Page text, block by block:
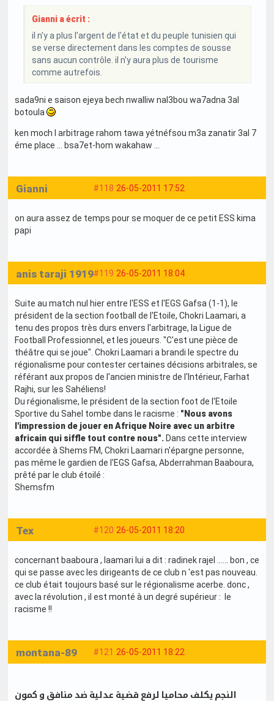
Gianni a écrit :
il n'y a plus l'argent de l'état et du peuple tunisien qui
se verse directement dans les comptes de sousse
sans aucun contrôle. il n'y aura plus de tourisme
comme autrefois.
sada9ni e saison ejeya bech nwalliw nal3bou wa7adna 3al
botoula
ken moch l arbitrage rahom tawa yétnéfsou m3a zanatir 3al 7
éme place ... bsa7et-hom wakahaw ...
#118 26-05-2011 17:52
Gianni
on aura assez de temps pour se moquer de ce petit ESS kima
papi
#119 26-05-2011 18:04
anis taraji 1919
Suite au match nul hier entre l'ESS et l'EGS Gafsa (1-1), le
président de la section football de l'Etoile, Chokri Laamari, a
tenu des propos très durs envers l'arbitrage, la Ligue de
Football Professionnel, et les joueurs. "C'est une pièce de
théâtre qui se joue". Chokri Laamari a brandi le spectre du
régionalisme pour contester certaines décisions arbitrales, se
référant aux propos de l'ancien ministre de l'Intérieur, Farhat
Rajhi, sur les Sahéliens!
Du régionalisme, le président de la section foot de l'Etoile
Sportive du Sahel tombe dans le racisme : "Nous avons
l'impression de jouer en Afrique Noire avec un arbitre
africain qui siffle tout contre nous". Dans cette interview
accordée à Shems FM, Chokri Laamari n'épargne personne,
pas même le gardien de l'EGS Gafsa, Abderrahman Baaboura,
prêté par le club étoilé :
Shemsfm
#120 26-05-2011 18:20
Tex
concernant baaboura , laamari lui a dit : radinek rajel ...... bon , ce
qui se passe avec les dirigeants de ce club n 'est pas nouveau.
ce club était toujours basé sur le régionalisme acerbe. donc ,
avec la révolution , il est monté à un degré supérieur : le
racisme !!
#121 26-05-2011 18:22
montana-89
النجم يكلف محاميا لرفع قضية عدلية ضد منافق و كمون